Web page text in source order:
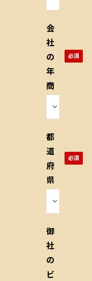
会
社
の
年
商
都
道
府
県
御
社
の
ビ